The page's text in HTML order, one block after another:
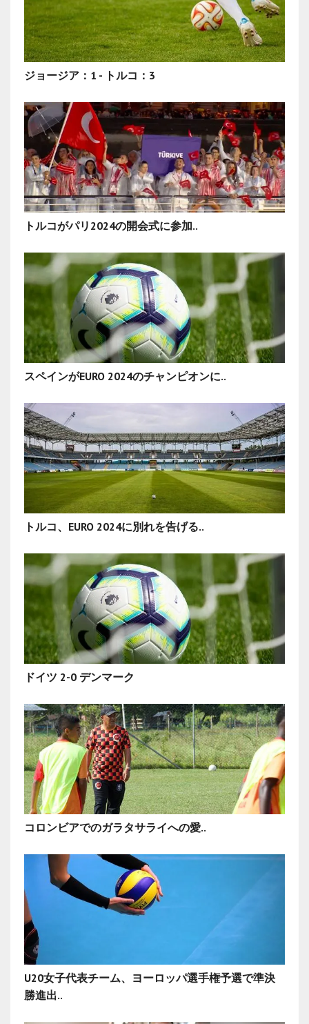
ジョージア：1 - トルコ：3
トルコがパリ2024の開会式に参加..
スペインがEURO 2024のチャンピオンに..
トルコ、EURO 2024に別れを告げる..
ドイツ 2-0 デンマーク
コロンビアでのガラタサライへの愛..
U20女子代表チーム、ヨーロッパ選手権予選で準決
勝進出..